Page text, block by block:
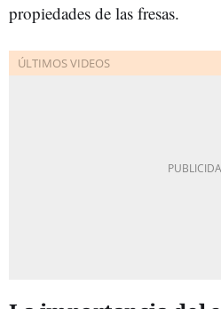
propiedades de las fresas.